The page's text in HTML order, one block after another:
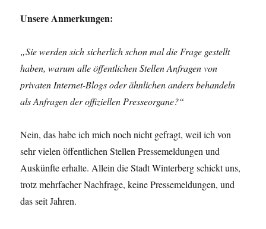
Unsere Anmerkungen:
„Sie werden sich sicherlich schon mal die Frage gestellt
haben, warum alle öffentlichen Stellen Anfragen von
privaten Internet-Blogs oder ähnlichen anders behandeln
als Anfragen der offiziellen Presseorgane?“
Nein, das habe ich mich noch nicht gefragt, weil ich von
sehr vielen öffentlichen Stellen Pressemeldungen und
Auskünfte erhalte. Allein die Stadt Winterberg schickt uns,
trotz mehrfacher Nachfrage, keine Pressemeldungen, und
das seit Jahren.